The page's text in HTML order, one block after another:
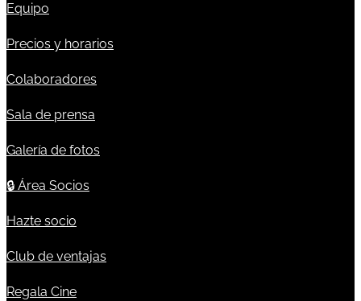
Equipo
Precios y horarios
Colaboradores
Sala de prensa
Galería de fotos
🔒 Área Socios
Hazte socio
Club de ventajas
Regala Cine